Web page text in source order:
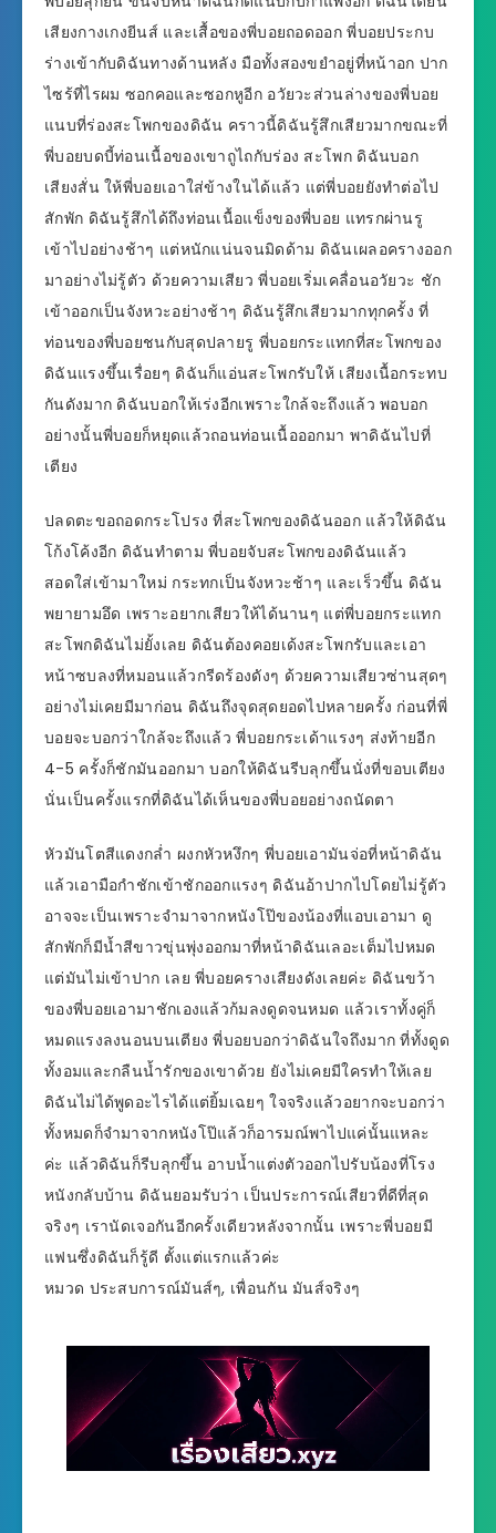
เสียงกางเกงยีนส์ และเสื้อของพี่บอยถอดออก พี่บอยประกบ
ร่างเข้ากับดิฉันทางด้านหลัง มือทั้งสองขยำอยู่ที่หน้าอก ปาก
ไซร้ที่ไรผม ซอกคอและซอกหูอีก อวัยวะส่วนล่างของพี่บอย
แนบที่ร่องสะโพกของดิฉัน คราวนี้ดิฉันรู้สึกเสียวมากขณะที่
พี่บอยบดบี้ท่อนเนื้อของเขาถูไถกับร่อง สะโพก ดิฉันบอก
เสียงสั่น ให้พี่บอยเอาใส่ข้างในได้แล้ว แต่พี่บอยยังทำต่อไป
สักพัก ดิฉันรู้สึกได้ถึงท่อนเนื้อแข็งของพี่บอย แทรกผ่านรู
เข้าไปอย่างช้าๆ แต่หนักแน่นจนมิดด้าม ดิฉันเผลอครางออก
มาอย่างไม่รู้ตัว ด้วยความเสียว พี่บอยเริ่มเคลื่อนอวัยวะ ชัก
เข้าออกเป็นจังหวะอย่างช้าๆ ดิฉันรู้สึกเสียวมากทุกครั้ง ที่
ท่อนของพี่บอยชนกับสุดปลายรู พี่บอยกระแทกที่สะโพกของ
ดิฉันแรงขึ้นเรื่อยๆ ดิฉันก็แอ่นสะโพกรับให้ เสียงเนื้อกระทบ
กันดังมาก ดิฉันบอกให้เร่งอีกเพราะใกล้จะถึงแล้ว พอบอก
อย่างนั้นพี่บอยก็หยุดแล้วถอนท่อนเนื้อออกมา พาดิฉันไปที่
เตียง
ปลดตะขอถอดกระโปรง ที่สะโพกของดิฉันออก แล้วให้ดิฉัน
โก้งโค้งอีก ดิฉันทำตาม พี่บอยจับสะโพกของดิฉันแล้ว
สอดใส่เข้ามาใหม่ กระทกเป็นจังหวะช้าๆ และเร็วขึ้น ดิฉัน
พยายามอึด เพราะอยากเสียวให้ได้นานๆ แต่พี่บอยกระแทก
สะโพกดิฉันไม่ยั้งเลย ดิฉันต้องคอยเด้งสะโพกรับและเอา
หน้าซบลงที่หมอนแล้วกรีดร้องดังๆ ด้วยความเสียวซ่านสุดๆ
อย่างไม่เคยมีมาก่อน ดิฉันถึงจุดสุดยอดไปหลายครั้ง ก่อนที่พี่
บอยจะบอกว่าใกล้จะถึงแล้ว พี่บอยกระเด้าแรงๆ ส่งท้ายอีก
4-5 ครั้งก็ชักมันออกมา บอกให้ดิฉันรีบลุกขึ้นนั่งที่ขอบเตียง
นั่นเป็นครั้งแรกที่ดิฉันได้เห็นของพี่บอยอย่างถนัดตา
หัวมันโตสีแดงกล่ำ ผงกหัวหงึกๆ พี่บอยเอามันจ่อที่หน้าดิฉัน
แล้วเอามือกำชักเข้าชักออกแรงๆ ดิฉันอ้าปากไปโดยไม่รู้ตัว
อาจจะเป็นเพราะจำมาจากหนังโป๊ของน้องที่แอบเอามา ดู
สักพักก็มีน้ำสีขาวขุ่นพุ่งออกมาที่หน้าดิฉันเลอะเต็มไปหมด
แต่มันไม่เข้าปาก เลย พี่บอยครางเสียงดังเลยค่ะ ดิฉันขว้า
ของพี่บอยเอามาชักเองแล้วก้มลงดูดจนหมด แล้วเราทั้งคู่ก็
หมดแรงลงนอนบนเตียง พี่บอยบอกว่าดิฉันใจถึงมาก ที่ทั้งดูด
ทั้งอมและกลืนน้ำรักของเขาด้วย ยังไม่เคยมีใครทำให้เลย
ดิฉันไม่ได้พูดอะไรได้แต่ยิ้มเฉยๆ ใจจริงแล้วอยากจะบอกว่า
ทั้งหมดก็จำมาจากหนังโป๊แล้วก็อารมณ์พาไปแค่นั้นแหละ
ค่ะ แล้วดิฉันก็รีบลุกขึ้น อาบน้ำแต่งตัวออกไปรับน้องที่โรง
หนังกลับบ้าน ดิฉันยอมรับว่า เป็นประการณ์เสียวที่ดีที่สุด
จริงๆ เรานัดเจอกันอีกครั้งเดียวหลังจากนั้น เพราะพี่บอยมี
แฟนซึ่งดิฉันก็รู้ดี ตั้งแต่แรกแล้วค่ะ
หมวด ประสบการณ์มันส์ๆ, เพื่อนกัน มันส์จริงๆ